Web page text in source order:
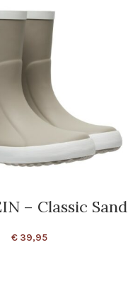
– Classic Sand
€ 39,95